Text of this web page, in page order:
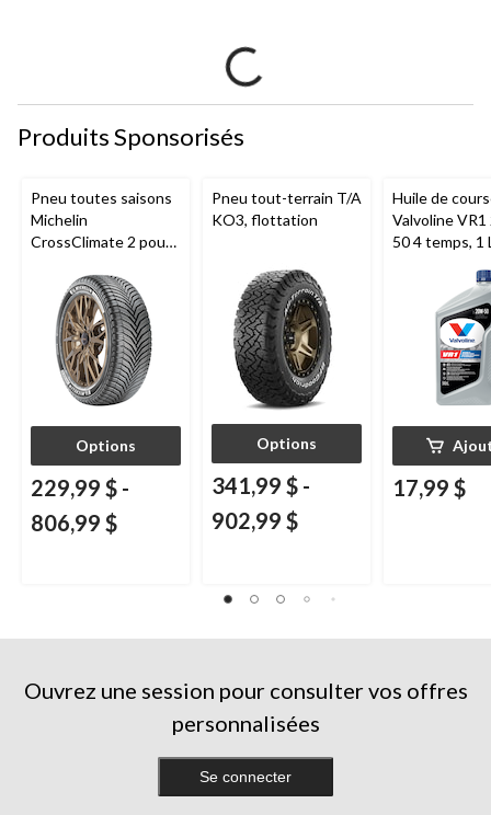
Produits Sponsorisés
Pneu toutes saisons
Michelin
CrossClimate 2 pour
et multisegments
Options
229,99 $ -
806,99 $
Pneu tout-terrain T/A
KO3, flottation
Options
341,99 $ -
902,99 $
Huile de
Valvoline
50 4 temps, 1
17,99 $
Ouvrez une session pour consulter vos offres
personnalisées
Se connecter